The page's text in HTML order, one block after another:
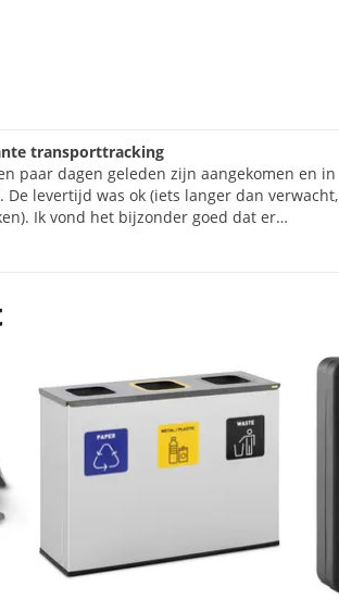
transporttracking
paar dagen geleden zijn aangekomen en in
levertijd was ok (iets langer dan verwacht,
Ik vond het bijzonder goed dat er
en traceerbaar was. Dit klinkt
hangen bij de douane (CH) of gaan ze naar
tijdelijke opslagfaciliteiten - en dan
tijdgebrek en de huidige
ernaar gekeken en het komt overeen met
bekend met saunakachels, ze zijn ook
een haardroger, al moeten ze met 380 volt
het zal geen probleem zijn. Andere
het tikken van de timer. Dus ik wist het en
ermee leven of het horloge opnieuw
nieuwe saunakachels (en ook haardkachels!)
worden gebruikt, daarom is het een
te kopen. Ik zal de saunakachel tijdelijk in
voordat ik hem installeer. Het kan